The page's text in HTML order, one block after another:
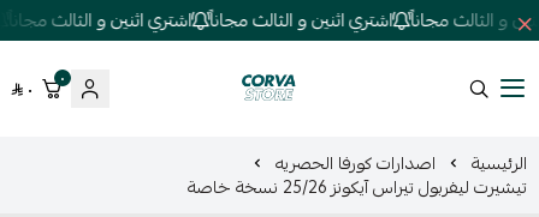
و الثالث مجاناً اشتري اثنين و الثالث مجاناً اشتري اثنين و الثالث مجاناً
كورفا ستور
٠ ٠
الرئيسية اصدارات كورفا الحصريه
تيشيرت ليفربول تيراس آيكونز 25/26 نسخة خاصة